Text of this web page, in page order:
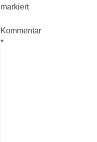
markiert
Kommentar
*